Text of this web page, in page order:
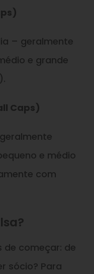
– geralmente
e grande
Caps)
e médio
com
de começar: de
sócio? Para